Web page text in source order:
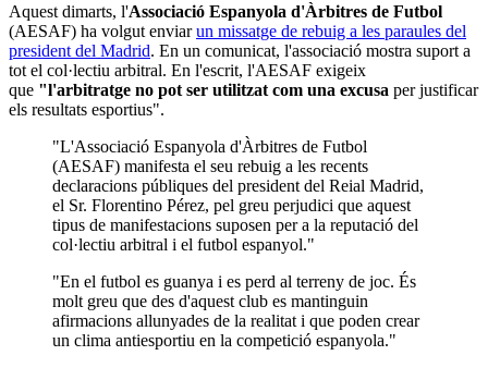
Aquest dimarts, l'Associació Espanyola d'Àrbitres de Futbol
(AESAF) ha volgut enviarun missatge de rebuig a les paraules del
president del Madrid. En un comunicat, l'associació mostra suport a
tot el col·lectiu arbitral. En l'escrit, l'AESAF exigeix
que "l'arbitratge no pot ser utilitzat com una excusa per justificar
els resultats esportius".
"L'Associació Espanyola d'Àrbitres de Futbol
(AESAF) manifesta el seu rebuig a les recents
declaracions públiques del president del Reial Madrid,
el Sr. Florentino Pérez, pel greu perjudici que aquest
tipus de manifestacions suposen per a la reputació del
col·lectiu arbitral i el futbol espanyol."
"En el futbol es guanya i es perd al terreny de joc. És
molt greu que des d'aquest club es mantinguin
afirmacions allunyades de la realitat i que poden crear
un clima antiesportiu en la competició espanyola."